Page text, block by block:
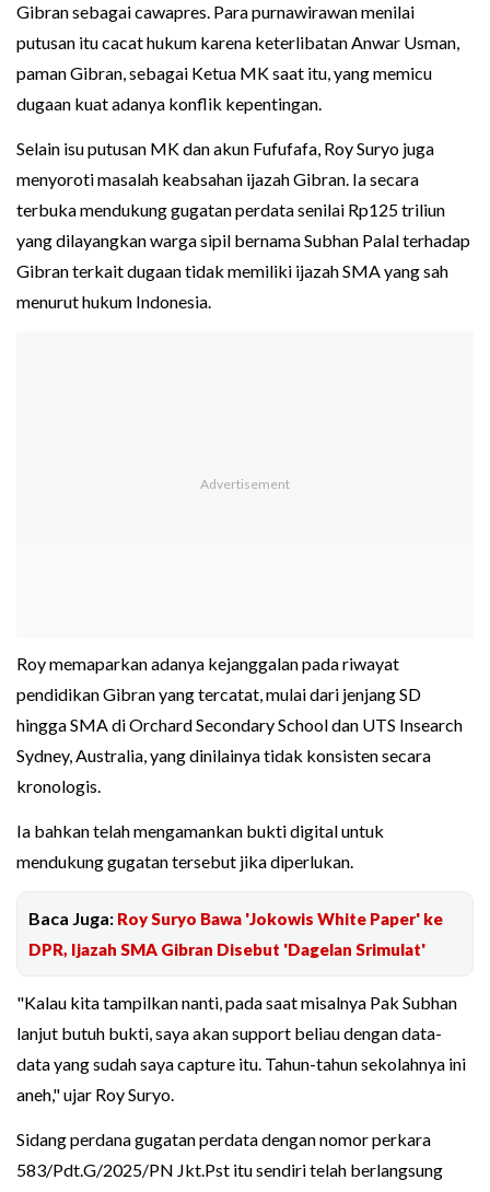
Gibran sebagai cawapres. Para purnawirawan menilai
putusan itu cacat hukum karena keterlibatan Anwar Usman,
paman Gibran, sebagai Ketua MK saat itu, yang memicu
dugaan kuat adanya konflik kepentingan.
Selain isu putusan MK dan akun Fufufafa, Roy Suryo juga
menyoroti masalah keabsahan ijazah Gibran. Ia secara
terbuka mendukung gugatan perdata senilai Rp125 triliun
yang dilayangkan warga sipil bernama Subhan Palal terhadap
Gibran terkait dugaan tidak memiliki ijazah SMA yang sah
menurut hukum Indonesia.
Roy memaparkan adanya kejanggalan pada riwayat
pendidikan Gibran yang tercatat, mulai dari jenjang SD
hingga SMA di Orchard Secondary School dan UTS Insearch
Sydney, Australia, yang dinilainya tidak konsisten secara
kronologis.
Ia bahkan telah mengamankan bukti digital untuk
mendukung gugatan tersebut jika diperlukan.
Baca Juga: Roy Suryo Bawa 'Jokowis White Paper' ke
DPR, Ijazah SMA Gibran Disebut 'Dagelan Srimulat'
"Kalau kita tampilkan nanti, pada saat misalnya Pak Subhan
lanjut butuh bukti, saya akan support beliau dengan data-
data yang sudah saya capture itu. Tahun-tahun sekolahnya ini
aneh," ujar Roy Suryo.
Sidang perdana gugatan perdata dengan nomor perkara
583/Pdt.G/2025/PN Jkt.Pst itu sendiri telah berlangsung